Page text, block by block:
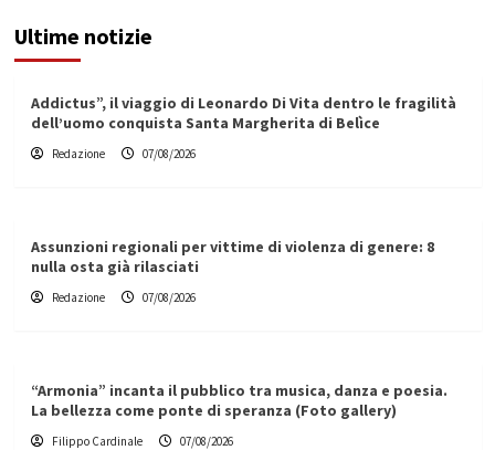
Ultime notizie
Addictus”, il viaggio di Leonardo Di Vita dentro le fragilità
dell’uomo conquista Santa Margherita di Belìce
Redazione 07/08/2026
Assunzioni regionali per vittime di violenza di genere: 8
nulla osta già rilasciati
Redazione 07/08/2026
“Armonia” incanta il pubblico tra musica, danza e poesia.
La bellezza come ponte di speranza (Foto gallery)
Filippo Cardinale 07/08/2026